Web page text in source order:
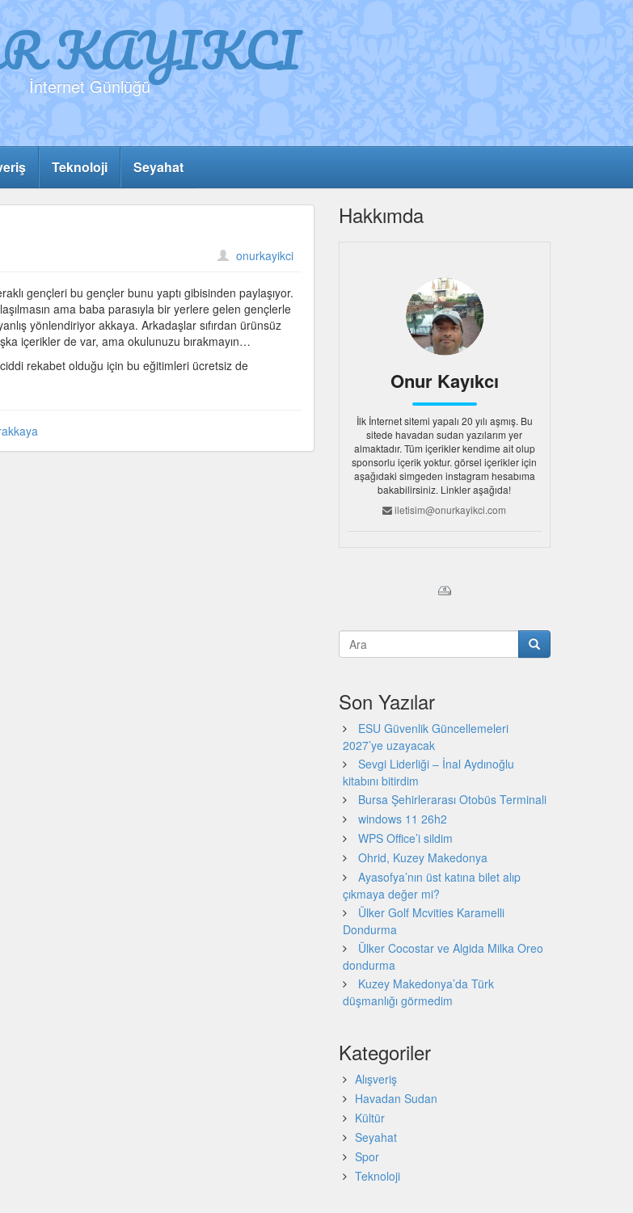
KAYIKCI
İnternet Günlüğü
Teknoloji Seyahat
onurkayikci
gençleri bu gençler bunu yaptı gibisinden paylaşıyor.
ama baba parasıyla bir yerlere gelen gençlerle
yönlendiriyor akkaya. Arkadaşlar sıfırdan ürünsüz
içerikler de var, ama okulunuzu bırakmayın…
rekabet olduğu için bu eğitimleri ücretsiz de
Hakkımda
Onur Kayıkcı
İlk İnternet sitemi yapalı 20 yılı aşmış. Bu
sitede havadan sudan yazılarım yer
almaktadır. Tüm içerikler kendime ait olup
sponsorlu içerik yoktur. görsel içerikler için
aşağıdaki simgeden instagram hesabıma
bakabilirsiniz. Linkler aşağıda!
iletisim@onurkayikci.com
Son Yazılar
ESU Güvenlik Güncellemeleri
2027’ye uzayacak
Sevgi Liderliği – İnal Aydınoğlu
kitabını bitirdim
Bursa Şehirlerarası Otobüs Terminali
windows 11 26h2
WPS Office’i sildim
Ohrid, Kuzey Makedonya
Ayasofya’nın üst katına bilet alıp
çıkmaya değer mi?
Ülker Golf Mcvities Karamelli
Dondurma
Ülker Cocostar ve Algida Milka Oreo
dondurma
Kuzey Makedonya’da Türk
düşmanlığı görmedim
Kategoriler
Alışveriş
Havadan Sudan
Kültür
Seyahat
Spor
Teknoloji